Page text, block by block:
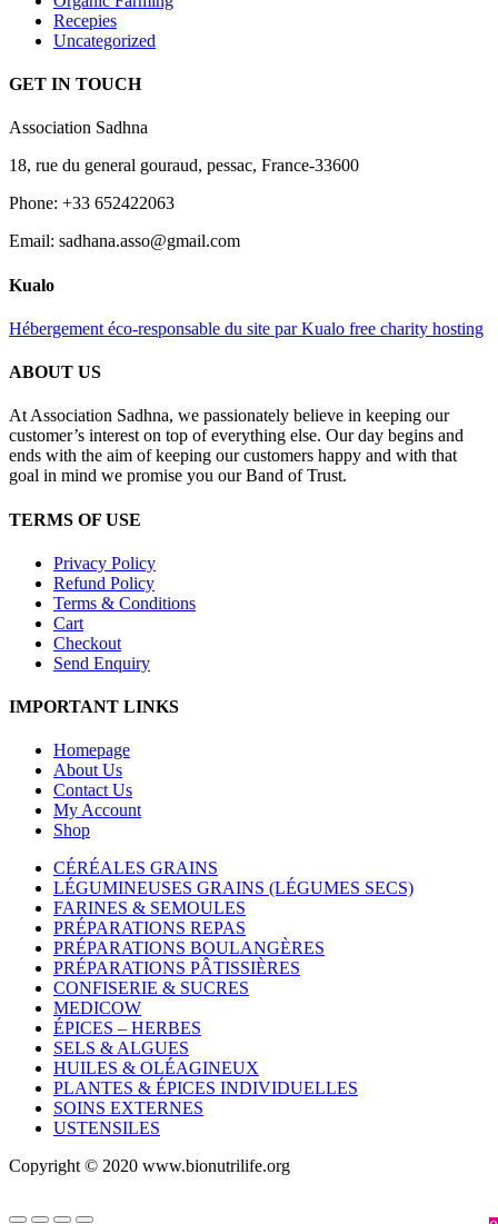
Recepies
Uncategorized
GET IN TOUCH
Association Sadhna
18, rue du general gouraud, pessac, France-33600
Phone: +33 652422063
Email: sadhana.asso@gmail.com
Kualo
Hébergement éco-responsable du site par Kualo free charity hosting
ABOUT US
At Association Sadhna, we passionately believe in keeping our
customer’s interest on top of everything else. Our day begins and
ends with the aim of keeping our customers happy and with that
goal in mind we promise you our Band of Trust.
TERMS OF USE
Privacy Policy
Refund Policy
Terms & Conditions
Cart
Checkout
Send Enquiry
IMPORTANT LINKS
Homepage
About Us
Contact Us
My Account
Shop
CÉRÉALES GRAINS
LÉGUMINEUSES GRAINS (LÉGUMES SECS)
FARINES & SEMOULES
PRÉPARATIONS REPAS
PRÉPARATIONS BOULANGÈRES
PRÉPARATIONS PÂTISSIÈRES
CONFISERIE & SUCRES
MEDICOW
ÉPICES – HERBES
SELS & ALGUES
HUILES & OLÉAGINEUX
PLANTES & ÉPICES INDIVIDUELLES
SOINS EXTERNES
USTENSILES
Copyright © 2020 www.bionutrilife.org